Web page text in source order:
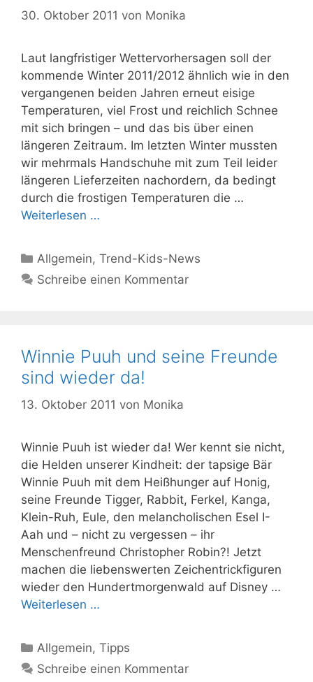
30. Oktober 2011 von Monika
Laut langfristiger Wettervorhersagen soll der
kommende Winter 2011/2012 ähnlich wie in den
vergangenen beiden Jahren erneut eisige
Temperaturen, viel Frost und reichlich Schnee
mit sich bringen – und das bis über einen
längeren Zeitraum. Im letzten Winter mussten
wir mehrmals Handschuhe mit zum Teil leider
längeren Lieferzeiten nachordern, da bedingt
durch die frostigen Temperaturen die …
Weiterlesen …
Kategorien
Allgemein,Trend-Kids-News
Schreibe einen Kommentar
Winnie Puuh und seine Freunde
sind wieder da!
13. Oktober 2011 von Monika
Winnie Puuh ist wieder da! Wer kennt sie nicht,
die Helden unserer Kindheit: der tapsige Bär
Winnie Puuh mit dem Heißhunger auf Honig,
seine Freunde Tigger, Rabbit, Ferkel, Kanga,
Klein-Ruh, Eule, den melancholischen Esel I-
Aah und – nicht zu vergessen – ihr
Menschenfreund Christopher Robin?! Jetzt
machen die liebenswerten Zeichentrickfiguren
wieder den Hundertmorgenwald auf Disney …
Weiterlesen …
Kategorien
Allgemein,Tipps
Schreibe einen Kommentar